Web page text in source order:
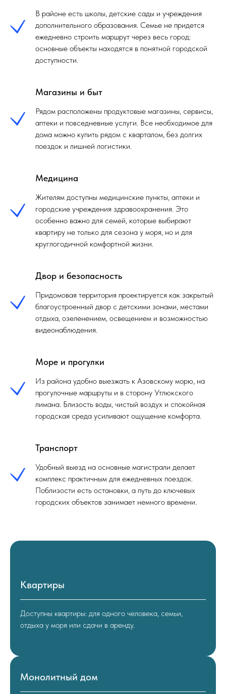
В районе есть школы, детские сады и учреждения
дополнительного образования. Семье не придется
ежедневно строить маршрут через весь город:
основные объекты находятся в понятной городской
доступности.
Магазины и быт
Рядом расположены продуктовые магазины, сервисы,
аптеки и повседневные услуги. Все необходимое для
дома можно купить рядом с кварталом, без долгих
поездок и лишней логистики.
Медицина
Жителям доступны медицинские пункты, аптеки и
городские учреждения здравоохранения. Это
особенно важно для семей, которые выбирают
квартиру не только для сезона у моря, но и для
круглогодичной комфортной жизни.
Двор и безопасность
Придомовая территория проектируется как закрытый
благоустроенный двор с детскими зонами, местами
отдыха, озеленением, освещением и возможностью
видеонаблюдения.
Море и прогулки
Из района удобно выезжать к Азовскому морю, на
прогулочные маршруты и в сторону Утлюкского
лимана. Близость воды, чистый воздух и спокойная
городская среда усиливают ощущение комфорта.
Транспорт
Удобный выезд на основные магистрали делает
комплекс практичным для ежедневных поездок.
Поблизости есть остановки, а путь до ключевых
городских объектов занимает немного времени.
Квартиры
Доступны квартиры: для одного человека, семьи,
отдыха у моря или сдачи в аренду.
Монолитный дом